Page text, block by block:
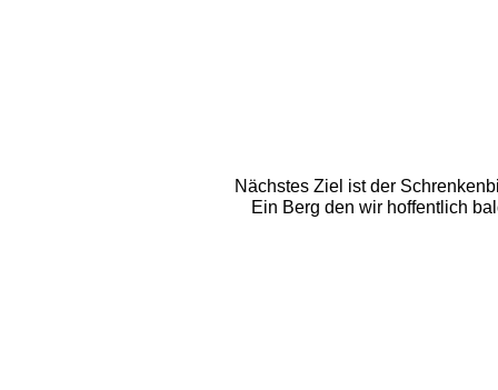
Nächstes Ziel ist der
Ein Berg den wir hoffentlich